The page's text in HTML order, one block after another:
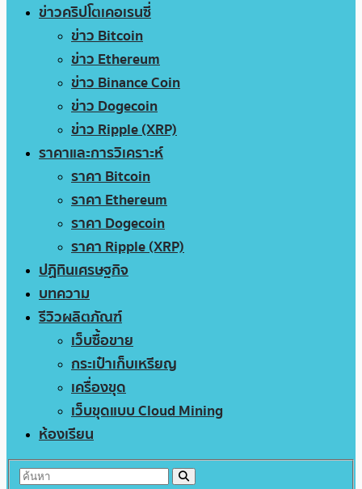
ข่าวคริปโตเคอเรนซี่
ข่าว Bitcoin
ข่าว Ethereum
ข่าว Binance Coin
ข่าว Dogecoin
ข่าว Ripple (XRP)
ราคาและการวิเคราะห์
ราคา Bitcoin
ราคา Ethereum
ราคา Dogecoin
ราคา Ripple (XRP)
ปฏิทินเศรษฐกิจ
บทความ
รีวิวผลิตภัณฑ์
เว็บซื้อขาย
กระเป๋าเก็บเหรียญ
เครื่องขุด
เว็บขุดแบบ Cloud Mining
ห้องเรียน